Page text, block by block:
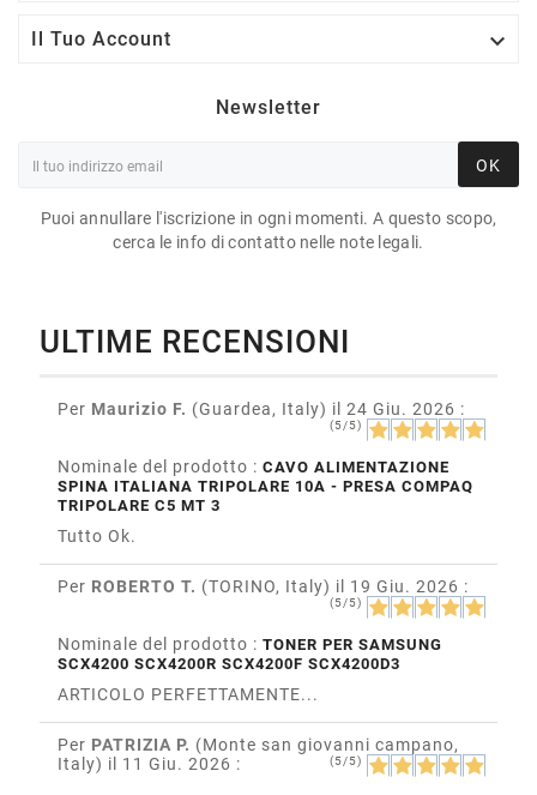
Il Tuo Account 
Newsletter
OK
Puoi annullare l'iscrizione in ogni momenti. A questo scopo,
cerca le info di contatto nelle note legali.
ULTIME RECENSIONI
Per Maurizio F. (Guardea, Italy) il 24 Giu. 2026 :
(5/5)
Nominale del prodotto : CAVO ALIMENTAZIONE
SPINA ITALIANA TRIPOLARE 10A - PRESA COMPAQ
TRIPOLARE C5 MT 3
Tutto Ok.
Per ROBERTO T. (TORINO, Italy) il 19 Giu. 2026 :
(5/5)
Nominale del prodotto : TONER PER SAMSUNG
SCX4200 SCX4200R SCX4200F SCX4200D3
ARTICOLO PERFETTAMENTE...
Per PATRIZIA P. (Monte san giovanni campano,
Italy) il 11 Giu. 2026 : (5/5)